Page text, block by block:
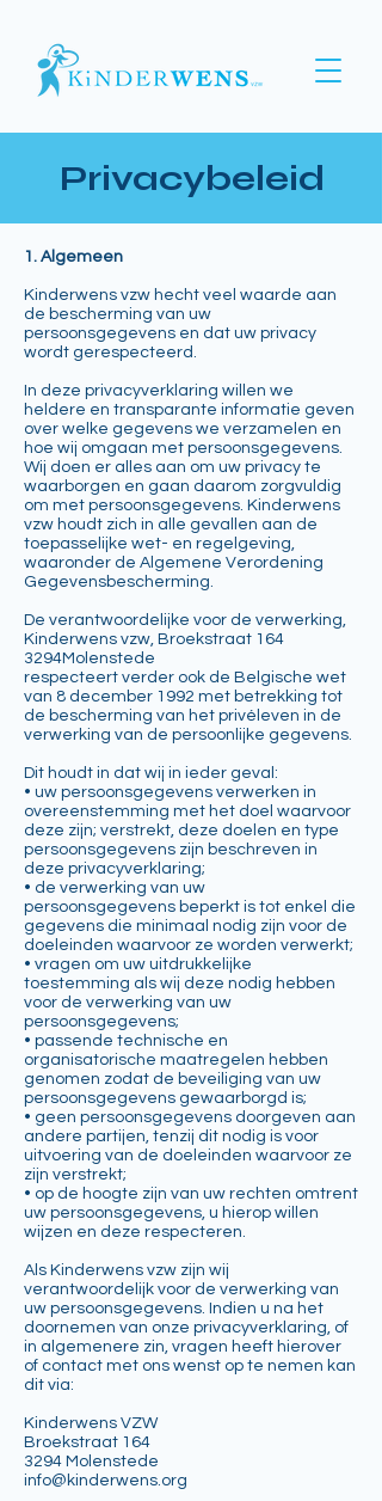
Privacybeleid
1. Algemeen
Kinderwens vzw hecht veel waarde aan
de bescherming van uw
persoonsgegevens en dat uw privacy
wordt gerespecteerd.
In deze privacyverklaring willen we
heldere en transparante informatie geven
over welke gegevens we verzamelen en
hoe wij omgaan met persoonsgegevens.
Wij doen er alles aan om uw privacy te
waarborgen en gaan daarom zorgvuldig
om met persoonsgegevens. Kinderwens
vzw houdt zich in alle gevallen aan de
toepasselijke wet- en regelgeving,
waaronder de Algemene Verordening
Gegevensbescherming.
De verantwoordelijke voor de verwerking,
Kinderwens vzw, Broekstraat 164
3294Molenstede
respecteert verder ook de Belgische wet
van 8 december 1992 met betrekking tot
de bescherming van het privéleven in de
verwerking van de persoonlijke gegevens.
Dit houdt in dat wij in ieder geval:
• uw persoonsgegevens verwerken in
overeenstemming met het doel waarvoor
deze zijn; verstrekt, deze doelen en type
persoonsgegevens zijn beschreven in
deze privacyverklaring;
• de verwerking van uw
persoonsgegevens beperkt is tot enkel die
gegevens die minimaal nodig zijn voor de
doeleinden waarvoor ze worden verwerkt;
• vragen om uw uitdrukkelijke
toestemming als wij deze nodig hebben
voor de verwerking van uw
persoonsgegevens;
• passende technische en
organisatorische maatregelen hebben
genomen zodat de beveiliging van uw
persoonsgegevens gewaarborgd is;
• geen persoonsgegevens doorgeven aan
andere partijen, tenzij dit nodig is voor
uitvoering van de doeleinden waarvoor ze
zijn verstrekt;
• op de hoogte zijn van uw rechten omtrent
uw persoonsgegevens, u hierop willen
wijzen en deze respecteren.
Als Kinderwens vzw zijn wij
verantwoordelijk voor de verwerking van
uw persoonsgegevens. Indien u na het
doornemen van onze privacyverklaring, of
in algemenere zin, vragen heeft hierover
of contact met ons wenst op te nemen kan
dit via:
Kinderwens VZW
Broekstraat 164
3294 Molenstede
info@kinderwens.org